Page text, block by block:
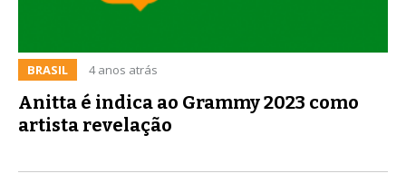
BRASIL 4 anos atrás
Anitta é indica ao Grammy 2023 como
artista revelação